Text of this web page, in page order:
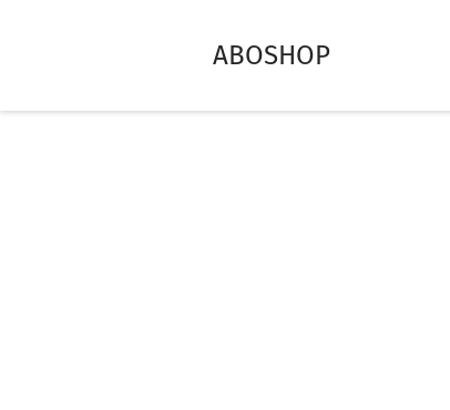
ABOSHOP